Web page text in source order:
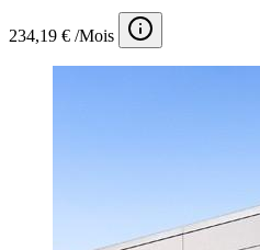
234,19 € /Mois